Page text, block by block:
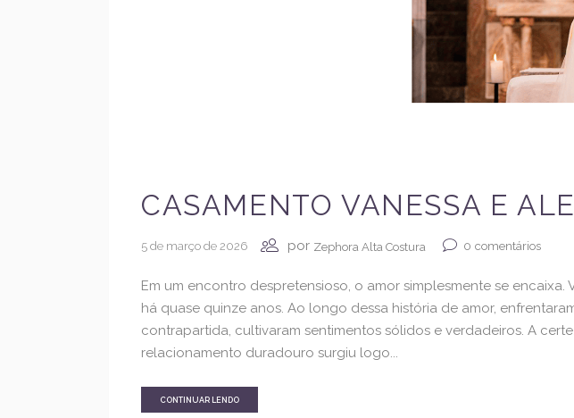
CASAMENTO VANESSA E
5 de março de 2026 por Zephora Alta Costura 0 comentários
Em um encontro despretensioso, o amor simplesmente se encaixa.
há quase quinze anos. Ao longo dessa história de amor,
contrapartida, cultivaram sentimentos sólidos e verdadeiros. A
relacionamento duradouro surgiu logo...
CONTINUAR LENDO